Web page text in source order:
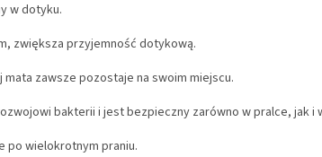
w dotyku.
zwiększa przyjemność dotykową.
zawsze pozostaje na swoim miejscu.
bakterii i jest bezpieczny zarówno w pralce, jak i
po wielokrotnym praniu.